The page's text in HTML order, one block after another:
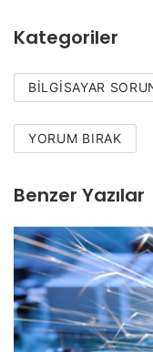
Kategoriler
BILGISAYAR
YORUM BIRAK
Benzer Yazılar